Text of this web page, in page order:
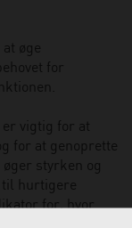
øge
for
vigtig for at
for at genoprette
styrken og
til hurtigere
for, hvor